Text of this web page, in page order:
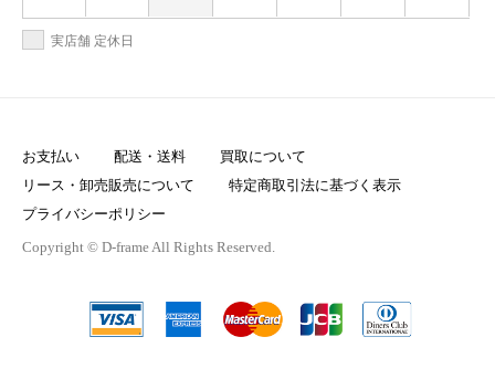
実店舗 定休日
お支払い 配送・送料
買取について
リース・卸売販売について
特定商取引法に基づく表示
プライバシーポリシー
Copyright © D-frame All Rights Reserved.